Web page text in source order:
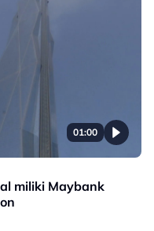
01:00
miliki Maybank